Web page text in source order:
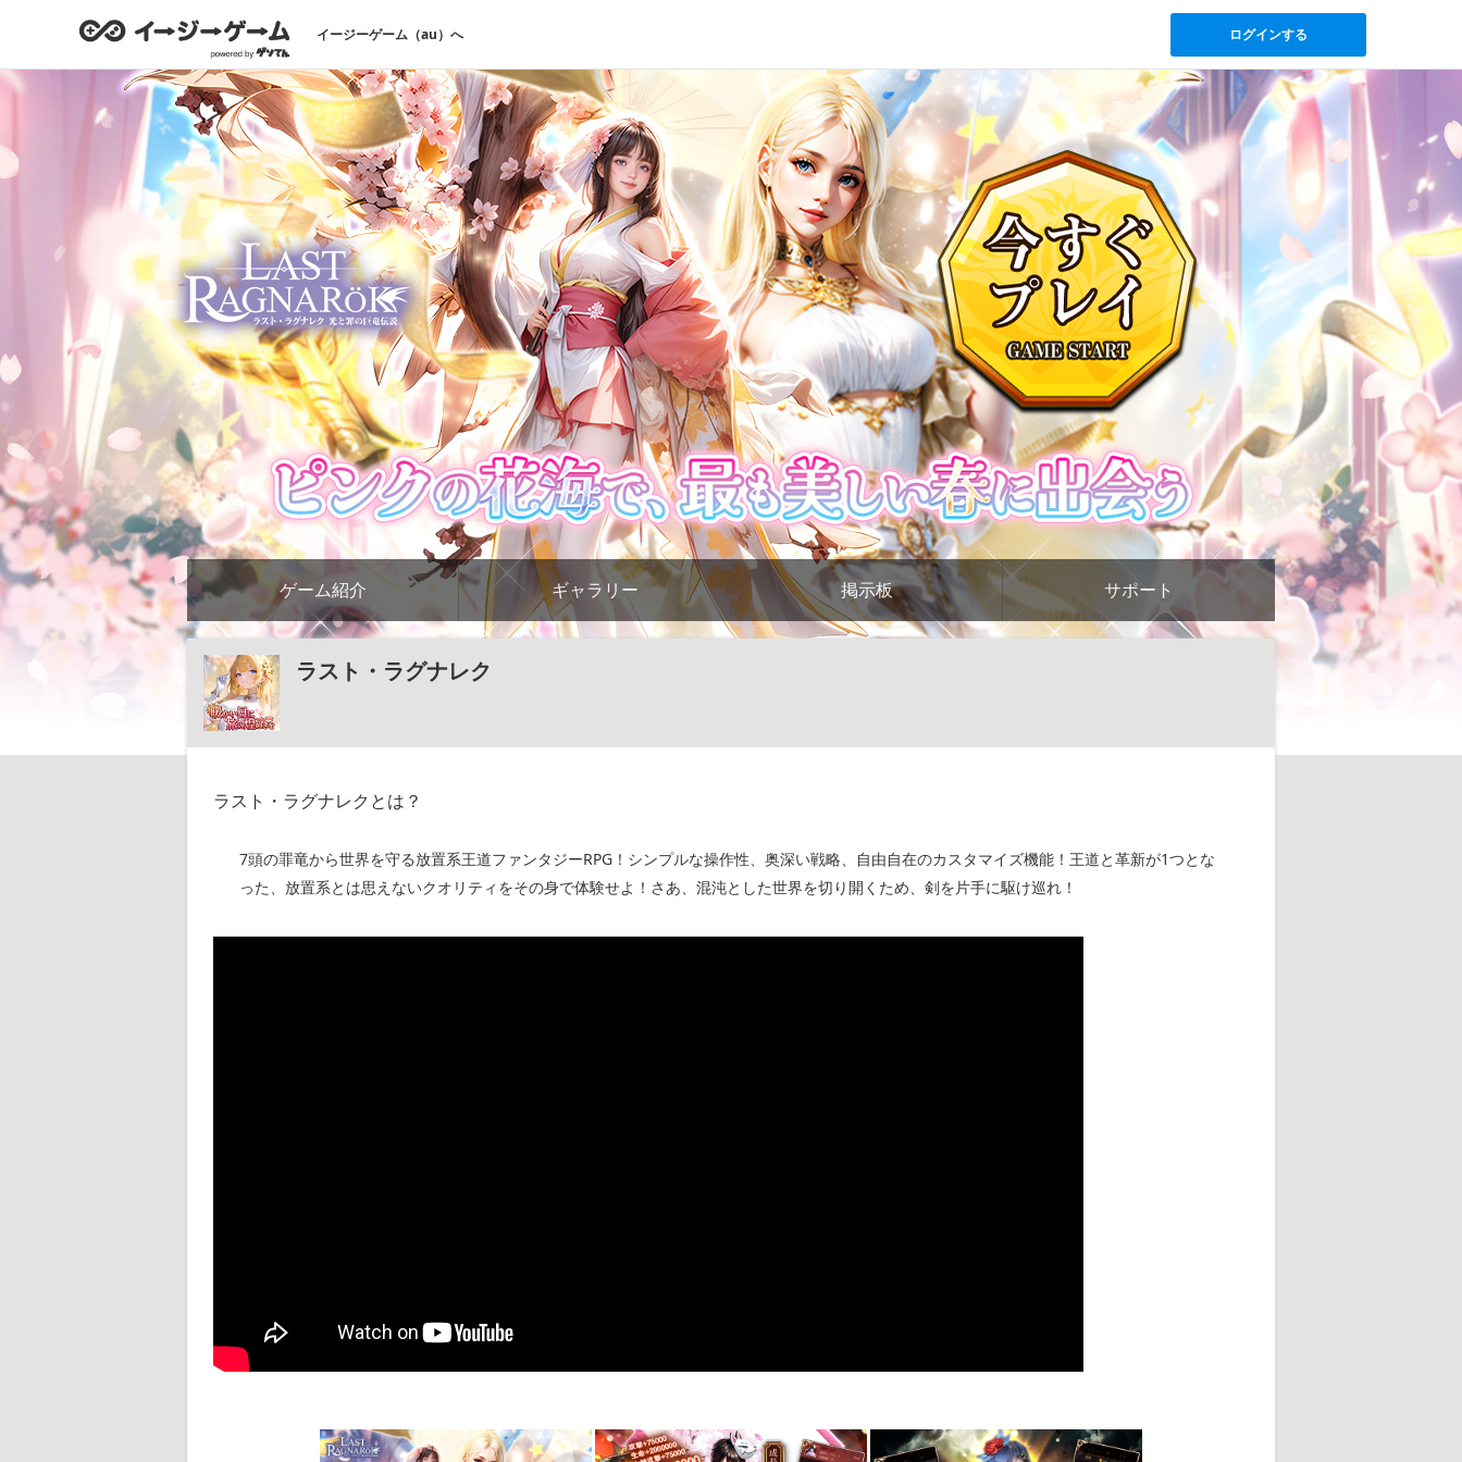
イージーゲーム（au）へ ログインする
ゲーム紹介 ギャラリー 掲示板 サポート
ラスト・ラグナレク
ラスト・ラグナレクとは？
7頭の罪竜から世界を守る放置系王道ファンタジーRPG！シンプルな操作性、奥深い戦略、自由自在のカスタマイズ機能！王道と革新が1つとな
った、放置系とは思えないクオリティをその身で体験せよ！さあ、混沌とした世界を切り開くため、剣を片手に駆け巡れ！